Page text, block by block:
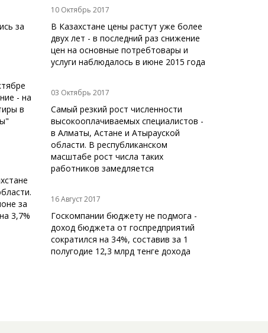
за
- на
в
за
3,7%
10 Октябрь 2017
В Казахстане цены растут уже более
двух лет - в последний раз снижение
цен на основные потребтовары и
услуги наблюдалось в июне 2015 года
03 Октябрь 2017
Самый резкий рост численности
высокооплачиваемых специалистов -
в Алматы, Астане и Атырауской
области. В республиканском
масштабе рост числа таких
работников замедляется
16 Август 2017
Госкомпании бюджету не подмога -
доход бюджета от госпредприятий
сократился на 34%, составив за 1
полугодие 12,3 млрд тенге дохода